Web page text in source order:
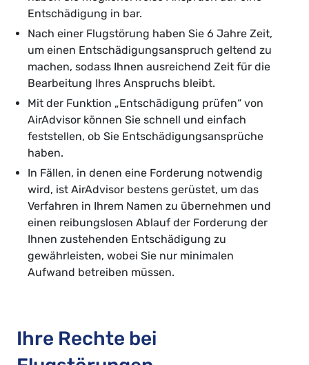
Entschädigung in bar.
Nach einer Flugstörung haben Sie 6 Jahre Zeit,
um einen Entschädigungsanspruch geltend zu
machen, sodass Ihnen ausreichend Zeit für die
Bearbeitung Ihres Anspruchs bleibt.
Mit der Funktion „Entschädigung prüfen“ von
AirAdvisor können Sie schnell und einfach
feststellen, ob Sie Entschädigungsansprüche
haben.
In Fällen, in denen eine Forderung notwendig
wird, ist AirAdvisor bestens gerüstet, um das
Verfahren in Ihrem Namen zu übernehmen und
einen reibungslosen Ablauf der Forderung der
Ihnen zustehenden Entschädigung zu
gewährleisten, wobei Sie nur minimalen
Aufwand betreiben müssen.
Ihre Rechte bei